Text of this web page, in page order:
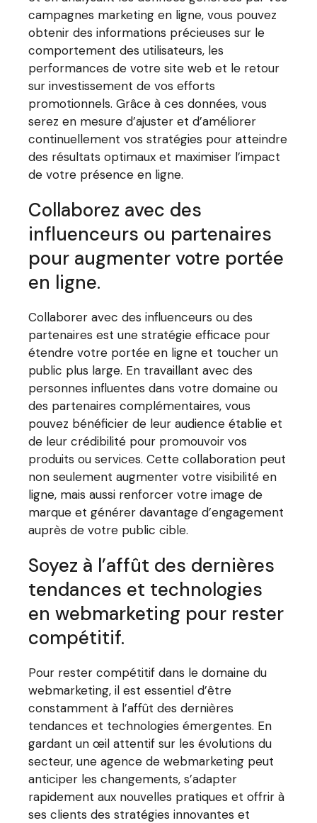
campagnes marketing en ligne, vous pouvez
obtenir des informations précieuses sur le
comportement des utilisateurs, les
performances de votre site web et le retour
sur investissement de vos efforts
promotionnels. Grâce à ces données, vous
serez en mesure d’ajuster et d’améliorer
continuellement vos stratégies pour atteindre
des résultats optimaux et maximiser l’impact
de votre présence en ligne.
Collaborez avec des
influenceurs ou partenaires
pour augmenter votre portée
en ligne.
Collaborer avec des influenceurs ou des
partenaires est une stratégie efficace pour
étendre votre portée en ligne et toucher un
public plus large. En travaillant avec des
personnes influentes dans votre domaine ou
des partenaires complémentaires, vous
pouvez bénéficier de leur audience établie et
de leur crédibilité pour promouvoir vos
produits ou services. Cette collaboration peut
non seulement augmenter votre visibilité en
ligne, mais aussi renforcer votre image de
marque et générer davantage d’engagement
auprès de votre public cible.
Soyez à l’affût des dernières
tendances et technologies
en webmarketing pour rester
compétitif.
Pour rester compétitif dans le domaine du
webmarketing, il est essentiel d’être
constamment à l’affût des dernières
tendances et technologies émergentes. En
gardant un œil attentif sur les évolutions du
secteur, une agence de webmarketing peut
anticiper les changements, s’adapter
rapidement aux nouvelles pratiques et offrir à
ses clients des stratégies innovantes et